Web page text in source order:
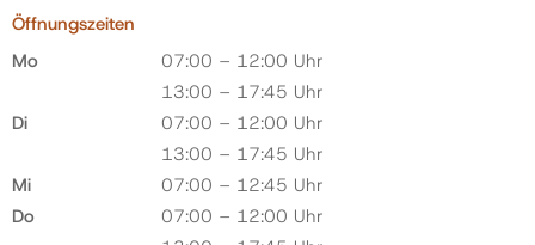
Öffnungszeiten
Mo
07:00 – 12:00 Uhr
13:00 – 17:45 Uhr
Di
07:00 – 12:00 Uhr
13:00 – 17:45 Uhr
Mi
07:00 – 12:45 Uhr
Do
07:00 – 12:00 Uhr